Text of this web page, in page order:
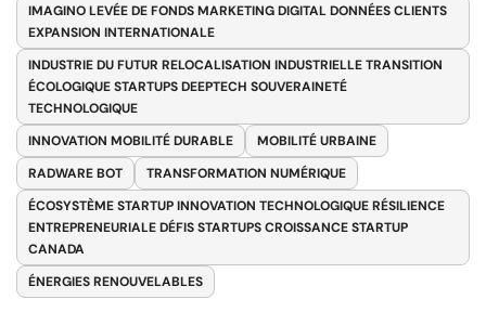
IMAGINO LEVÉE DE FONDS MARKETING DIGITAL DONNÉES CLIENTS
EXPANSION INTERNATIONALE
INDUSTRIE DU FUTUR RELOCALISATION INDUSTRIELLE TRANSITION
ÉCOLOGIQUE STARTUPS DEEPTECH SOUVERAINETÉ
TECHNOLOGIQUE
INNOVATION MOBILITÉ DURABLE
MOBILITÉ URBAINE
RADWARE BOT
TRANSFORMATION NUMÉRIQUE
ÉCOSYSTÈME STARTUP INNOVATION TECHNOLOGIQUE RÉSILIENCE
ENTREPRENEURIALE DÉFIS STARTUPS CROISSANCE STARTUP
CANADA
ÉNERGIES RENOUVELABLES